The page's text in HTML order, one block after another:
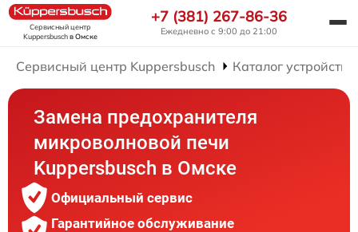
Сервисный центр
Kuppersbuschв Омске
+7 (381) 267-86-36
Ежедневно с 9:00 до 21:00
Сервисный центр Kuppersbusch Каталог устройств
Замена предохранителя
микроволновой печи
Kuppersbusch в Омске
Официальный сервис
Гарантийное обслуживание